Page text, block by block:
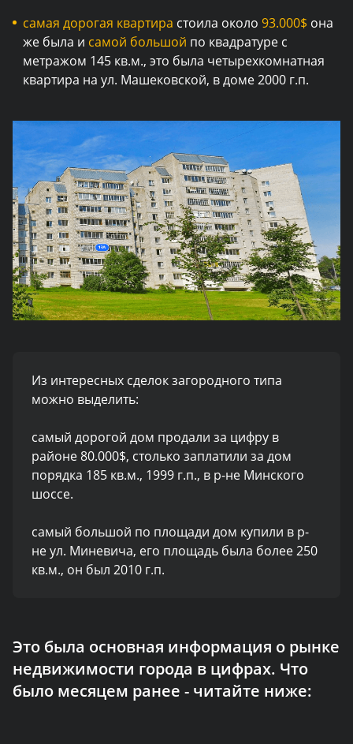
самая дорогая квартира стоила около 93.000$ она
же была и самой большой по квадратуре с
метражом 145 кв.м., это была четырехкомнатная
квартира на ул. Машековской, в доме 2000 г.п.
Из интересных сделок загородного типа
можно выделить:
самый дорогой дом продали за цифру в
районе 80.000$, столько заплатили за дом
порядка 185 кв.м., 1999 г.п., в р-не Минского
шоссе.
самый большой по площади дом купили в р-
не ул. Миневича, его площадь была более 250
кв.м., он был 2010 г.п.
Это была основная информация о рынке
недвижимости города в цифрах. Что
было месяцем ранее - читайте ниже: